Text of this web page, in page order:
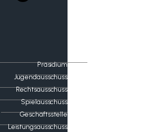
Präsidium
Jugendausschuss
Rechtsausschuss
Spielausschuss
Geschäftsstelle
Leistungsausschuss